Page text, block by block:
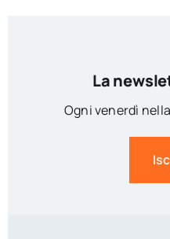
La
Ogni venerdì